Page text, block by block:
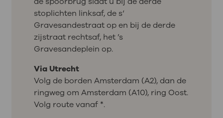
stoplichten linksaf, de s‘
Gravesandestraat op en bij de derde
zijstraat rechtsaf, het ’s
Gravesandeplein op.
Via Utrecht
Volg de borden Amsterdam (A2), dan de
ringweg om Amsterdam (A10), ring Oost.
Volg route vanaf *.